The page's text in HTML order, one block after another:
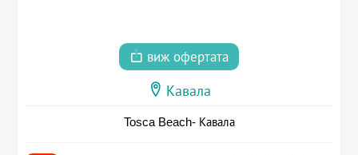
виж офертата
Кавала
Tosca Beach- Кавала